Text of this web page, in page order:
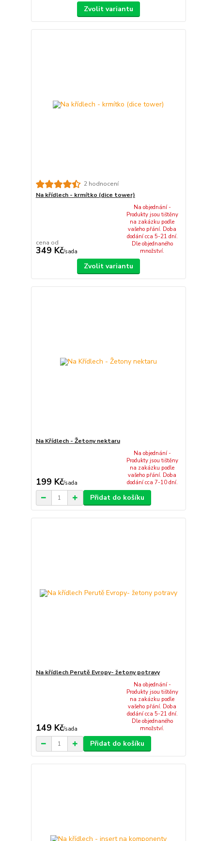
Zvolit variantu
2 hodnocení
Na křídlech - krmítko (dice tower)
cena od
349 Kč/sada
Na objednání -
Produkty jsou tištěny
na zakázku podle
vašeho přání. Doba
dodání cca 5-21 dní.
Dle objednaného
množství.
Zvolit variantu
Na Křídlech - Žetony nektaru
199 Kč/sada
Na objednání -
Produkty jsou tištěny
na zakázku podle
vašeho přání. Doba
dodání cca 7-10 dní.
Přidat do košíku
Na křídlech Perutě Evropy- žetony potravy
149 Kč/sada
Na objednání -
Produkty jsou tištěny
na zakázku podle
vašeho přání. Doba
dodání cca 5-21 dní.
Dle objednaného
množství.
Přidat do košíku